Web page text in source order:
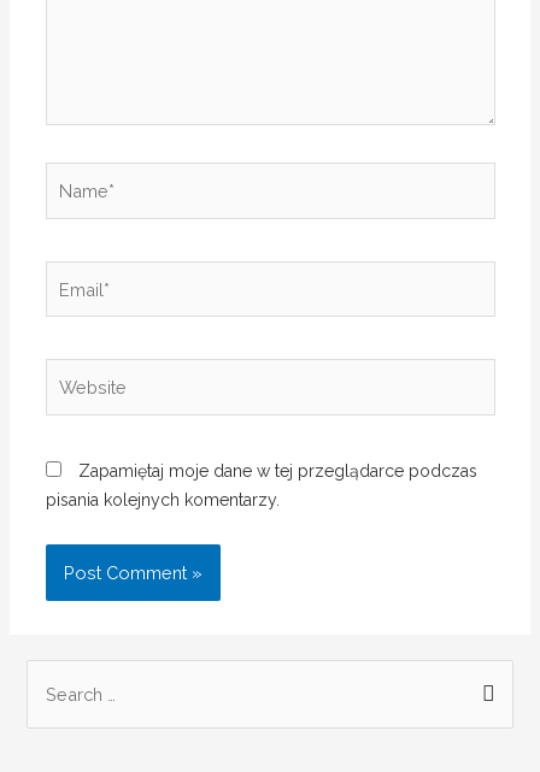
Zapamiętaj moje dane w tej przeglądarce podczas
pisania kolejnych komentarzy.